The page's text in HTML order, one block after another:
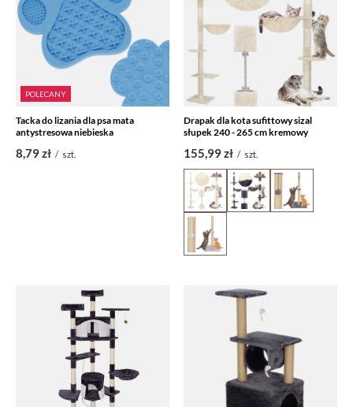
POLECANY
Tacka do lizania dla psa mata
antystresowa niebieska
8,79 zł / szt.
Drapak dla kota sufittowy sizal
słupek 240 - 265 cm kremowy
155,99 zł / szt.